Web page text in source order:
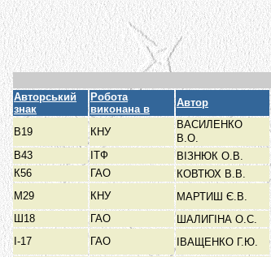
Авторський
знак
Робота
виконана в
Автор
В19
КНУ
ВАСИЛЕНКО
В.О.
В43
ІТФ ВІЗНЮК О.В.
К56
ГАО КОВТЮХ В.В.
М29
КНУ МАРТИШ Є.В.
Ш18
ГАО ШАЛИГІНА О.С.
І-17
ГАО ІВАЩЕНКО Г.Ю.